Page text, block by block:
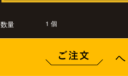
数量 1 個